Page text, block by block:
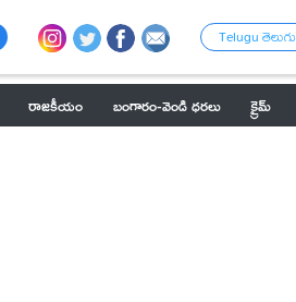
Telugu తెలుగు
రాజకీయం బంగారం-వెండి ధరలు క్రైమ్